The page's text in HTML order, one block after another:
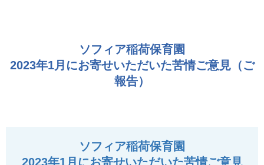
ソフィア稲荷保育園
2023年1月にお寄せいただいた苦情ご意見（ご
報告）
ソフィア稲荷保育園
2023年1月にお寄せいただいた苦情ご意見